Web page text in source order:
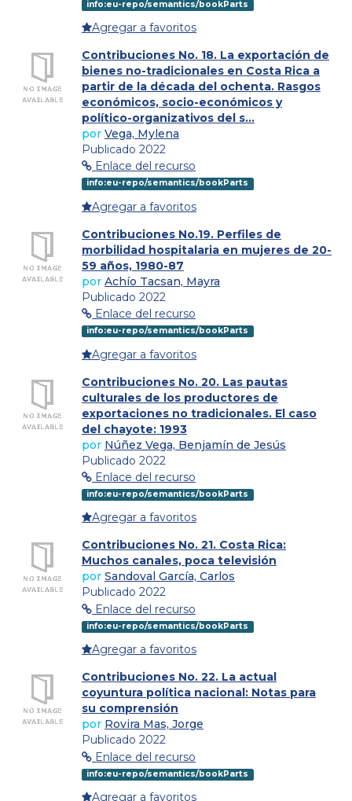
info:eu-repo/semantics/bookParts
Agregar a favoritos
Contribuciones No. 18. La exportación de
bienes no-tradicionales en Costa Rica a
partir de la década del ochenta. Rasgos
económicos, socio-económicos y
político-organizativos del s...
por Vega, Mylena
Publicado 2022
Enlace del recurso
info:eu-repo/semantics/bookParts
Agregar a favoritos
Contribuciones No.19. Perfiles de
morbilidad hospitalaria en mujeres de 20-
59 años, 1980-87
por Achío Tacsan, Mayra
Publicado 2022
Enlace del recurso
info:eu-repo/semantics/bookParts
Agregar a favoritos
Contribuciones No. 20. Las pautas
culturales de los productores de
exportaciones no tradicionales. El caso
del chayote: 1993
por Núñez Vega, Benjamín de Jesús
Publicado 2022
Enlace del recurso
info:eu-repo/semantics/bookParts
Agregar a favoritos
Contribuciones No. 21. Costa Rica:
Muchos canales, poca televisión
por Sandoval García, Carlos
Publicado 2022
Enlace del recurso
info:eu-repo/semantics/bookParts
Agregar a favoritos
Contribuciones No. 22. La actual
coyuntura política nacional: Notas para
su comprensión
por Rovira Mas, Jorge
Publicado 2022
Enlace del recurso
info:eu-repo/semantics/bookParts
Agregar a favoritos